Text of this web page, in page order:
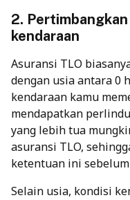
2.
kendaraan
Asuransi TLO
dengan usia antara 0
kendaraan kamu
mendapatkan
yang lebih tua
asuransi TLO,
ketentuan ini
Selain usia, kondisi